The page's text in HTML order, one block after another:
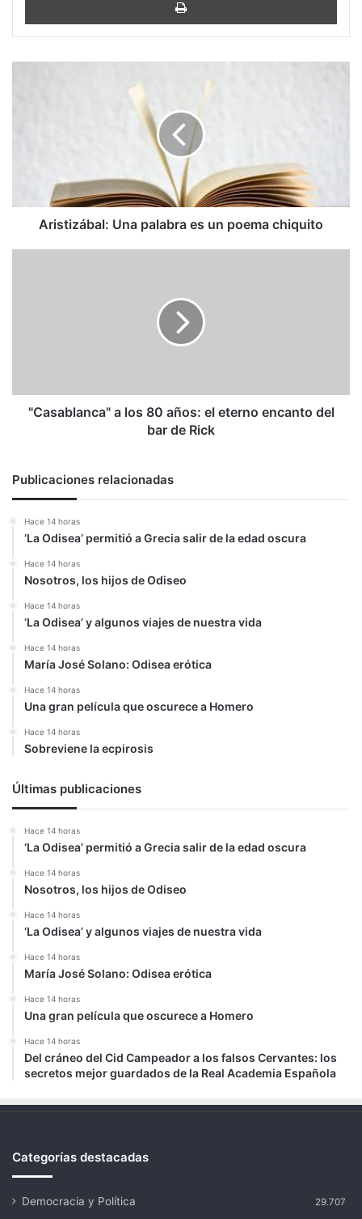
Aristizábal: Una palabra es un poema chiquito
del
"Casablanca" a los 80 años: el eterno encanto del
bar de Rick
Publicaciones relacionadas
Hace 14 horas
‘La Odisea’ permitió a Grecia salir de la edad oscura
Hace 14 horas
Nosotros, los hijos de Odiseo
Hace 14 horas
‘La Odisea’ y algunos viajes de nuestra vida
Hace 14 horas
María José Solano: Odisea erótica
Hace 14 horas
Una gran película que oscurece a Homero
Hace 14 horas
Sobreviene la ecpirosis
Últimas publicaciones
Hace 14 horas
‘La Odisea’ permitió a Grecia salir de la edad oscura
Hace 14 horas
Nosotros, los hijos de Odiseo
Hace 14 horas
‘La Odisea’ y algunos viajes de nuestra vida
Hace 14 horas
María José Solano: Odisea erótica
Hace 14 horas
Una gran película que oscurece a Homero
Hace 14 horas
Del cráneo del Cid Campeador a los falsos Cervantes: los
secretos mejor guardados de la Real Academia Española
Categorías destacadas
Democracia y Política 29.707